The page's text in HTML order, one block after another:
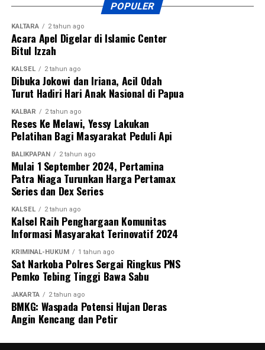
POPULER
KALTARA 2 tahun ago
Acara Apel Digelar di Islamic Center
Bitul Izzah
KALSEL 2 tahun ago
Dibuka Jokowi dan Iriana, Acil Odah
Turut Hadiri Hari Anak Nasional di Papua
KALBAR 2 tahun ago
Reses Ke Melawi, Yessy Lakukan
Pelatihan Bagi Masyarakat Peduli Api
BALIKPAPAN 2 tahun ago
Mulai 1 September 2024, Pertamina
Patra Niaga Turunkan Harga Pertamax
Series dan Dex Series
KALSEL 2 tahun ago
Kalsel Raih Penghargaan Komunitas
Informasi Masyarakat Terinovatif 2024
KRIMINAL-HUKUM 1 tahun ago
Sat Narkoba Polres Sergai Ringkus PNS
Pemko Tebing Tinggi Bawa Sabu
JAKARTA 2 tahun ago
BMKG: Waspada Potensi Hujan Deras
Angin Kencang dan Petir